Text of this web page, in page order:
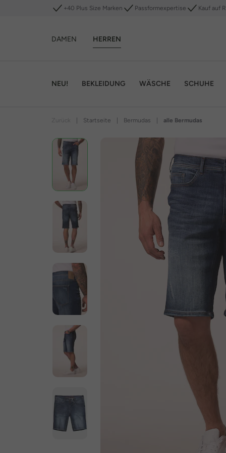
+40 Plus Size Marken Passformexpertise Kauf auf
DAMEN HERREN
NEU! BEKLEIDUNG WÄSCHE SCHUHE
Startseite Bermudas alle Bermudas